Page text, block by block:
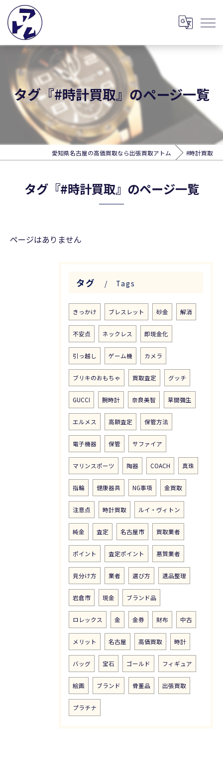
タグ『#時計買取』のページ一覧
愛知県名古屋の高価買取なら出張買取アトム #時計買取
タグ『#時計買取』のページ一覧
ページはありません
タグ Tags
きっかけ ブレスレット 砂金 解消
不安点 ネックレス 即現金化
引っ越し ゲーム機 カメラ
ブリキのおもちゃ 買取査定 グッチ
GUCCI 腕時計 奈良美智 草間彌生
エルメス 高額査定 保管方法
電子機器 保管 サファイア
マリンスポーツ 陶器 COACH 真珠
指輪 健康器具 NG事項 金買取
注意点 時計買取 ルイ・ヴィトン
純金 査定 名古屋市 買取業者
ポイント 査定ポイント 悪質業者
見分け方 業者 選び方 遺品整理
岩倉市 現金 ブランド品
ロレックス 金 金券 財布 中古
メリット 名古屋 高価買取 時計
バッグ 宝石 ゴールド フィギュア
絵画 ブランド 骨董品 出張買取
プラチナ